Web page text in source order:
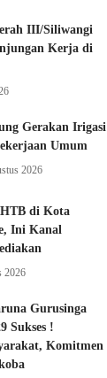
III/Siliwangi
Kerja di
Gerakan Irigasi
Umum
2026
di Kota
Ini Kanal
2026
Gurusinga
Sukses !
Komitmen